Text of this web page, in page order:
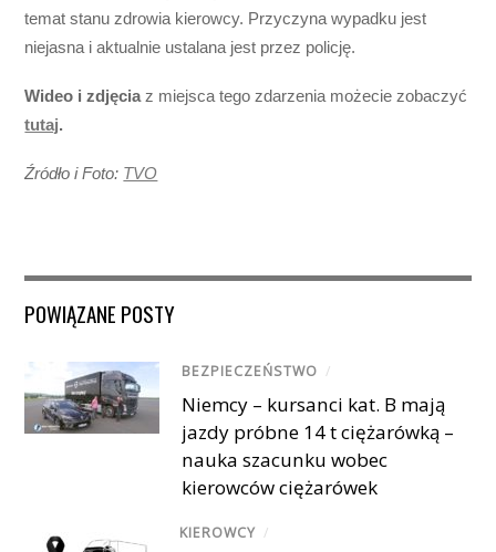
temat stanu zdrowia kierowcy. Przyczyna wypadku jest
niejasna i aktualnie ustalana jest przez policję.
Wideo i zdjęcia z miejsca tego zdarzenia możecie zobaczyć
tutaj.
Źródło i Foto: TVO
POWIĄZANE POSTY
BEZPIECZEŃSTWO /
Niemcy – kursanci kat. B mają
jazdy próbne 14 t ciężarówką –
nauka szacunku wobec
kierowców ciężarówek
KIEROWCY /